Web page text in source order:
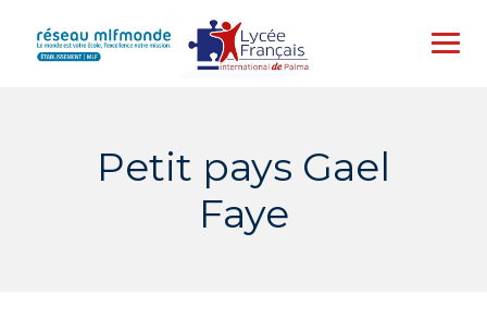
content
Petit pays Gael
Faye